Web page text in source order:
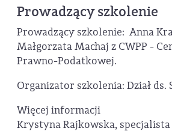
Prowadzący szkolenie
Prowadzący szkolenie: Anna
Małgorzata Machaj z CWPP -
Prawno-Podatkowej.
Organizator szkolenia: Dział ds.
Więcej informacji
Krystyna Rajkowska,